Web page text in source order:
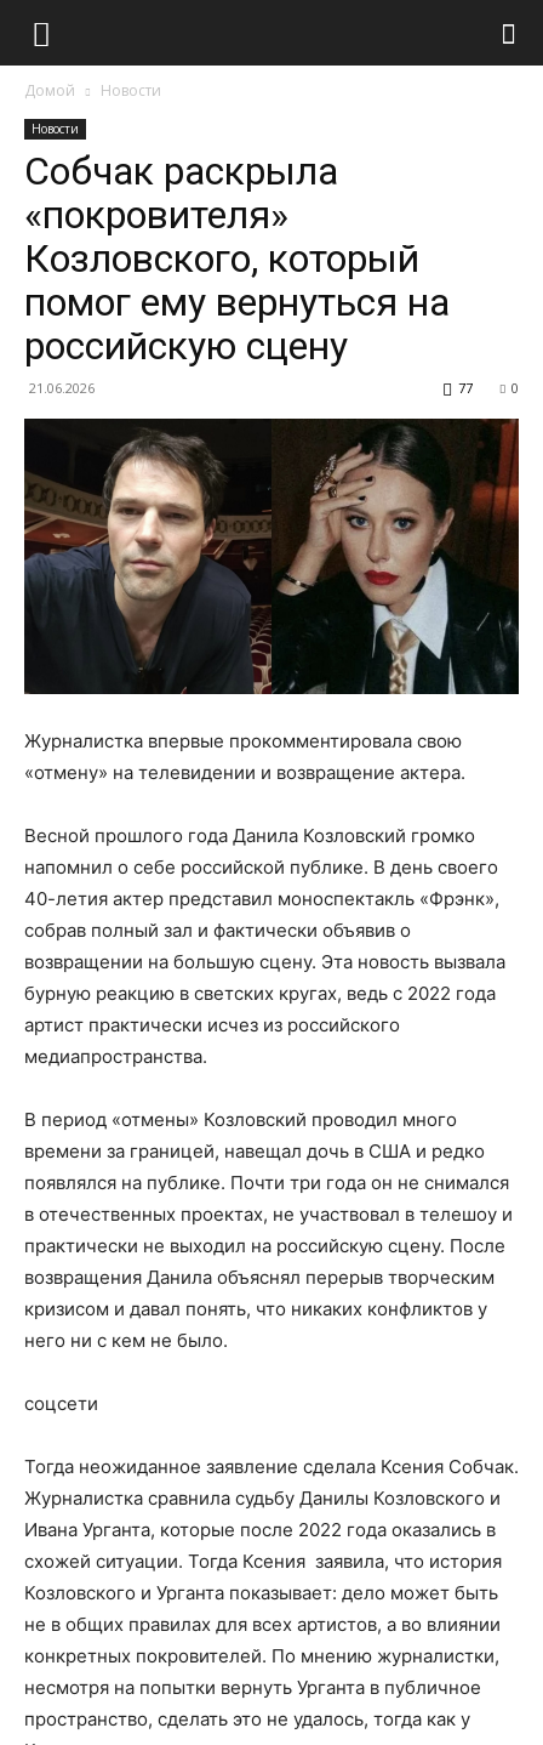
Домой Новости
Новости
Собчак раскрыла
«покровителя»
Козловского, который
помог ему вернуться на
российскую сцену
21.06.2026 0
77
Журналистка впервые прокомментировала свою
«отмену» на телевидении и возвращение актера.
Весной прошлого года Данила Козловский громко
напомнил о себе российской публике. В день своего
40-летия актер представил моноспектакль «Фрэнк»,
собрав полный зал и фактически объявив о
возвращении на большую сцену. Эта новость вызвала
бурную реакцию в светских кругах, ведь с 2022 года
артист практически исчез из российского
медиапространства.
В период «отмены» Козловский проводил много
времени за границей, навещал дочь в США и редко
появлялся на публике. Почти три года он не снимался
в отечественных проектах, не участвовал в телешоу и
практически не выходил на российскую сцену. После
возвращения Данила объяснял перерыв творческим
кризисом и давал понять, что никаких конфликтов у
него ни с кем не было.
соцсети
Тогда неожиданное заявление сделала Ксения Собчак.
Журналистка сравнила судьбу Данилы Козловского и
Ивана Урганта, которые после 2022 года оказались в
схожей ситуации. Тогда Ксения заявила, что история
Козловского и Урганта показывает: дело может быть
не в общих правилах для всех артистов, а во влиянии
конкретных покровителей. По мнению журналистки,
несмотря на попытки вернуть Урганта в публичное
пространство, сделать это не удалось, тогда как у